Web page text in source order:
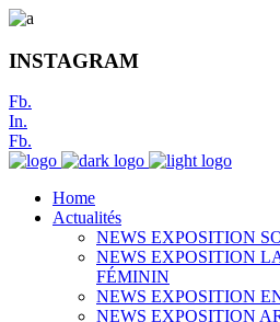
INSTAGRAM
Fb.
In.
Fb.
Home
Actualités
NEWS EXPOSITION
NEWS EXPOSITION
FÉMININ
NEWS EXPOSITION
NEWS EXPOSITION